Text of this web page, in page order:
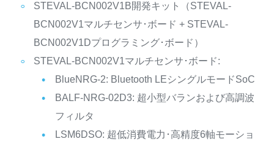
STEVAL-BCN002V1B開発キット（STEVAL-
BCN002V1マルチセンサ･ボード + STEVAL-
BCN002V1Dプログラミング･ボード）
STEVAL-BCN002V1マルチセンサ･ボード:
BlueNRG-2: Bluetooth LEシングルモードSoC
BALF-NRG-02D3: 超小型バランおよび高調波
フィルタ
LSM6DSO: 超低消費電力･高精度6軸モーショ